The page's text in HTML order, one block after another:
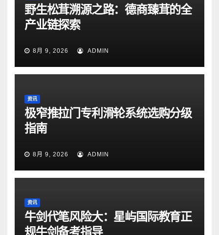
野生松茸溯源之路：德商臻茸的全
产业链探索
8月 9, 2026 ADMIN
资讯
极窄推拉门专利滑轮系统选购分级
指南
8月 9, 2026 ADMIN
资讯
牛剑代笔风险大：星屿国际教育正
规牛剑备考指导